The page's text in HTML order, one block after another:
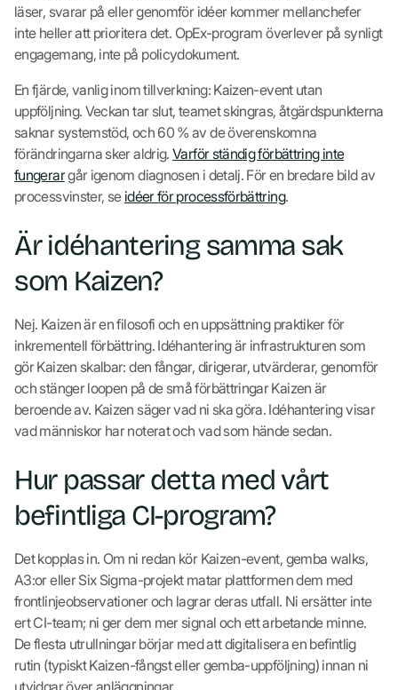
läser, svarar på eller genomför idéer kommer mellanchefer
inte heller att prioritera det. OpEx-program överlever på synligt
engagemang, inte på policydokument.
En fjärde, vanlig inom tillverkning: Kaizen-event utan
uppföljning. Veckan tar slut, teamet skingras, åtgärdspunkterna
saknar systemstöd, och 60 % av de överenskomna
förändringarna sker aldrig.Varför ständig förbättring inte
fungerargår igenom diagnosen i detalj. För en bredare bild av
processvinster, se idéer för processförbättring.
Är idéhantering samma sak
som Kaizen?
Nej. Kaizen är en filosofi och en uppsättning praktiker för
inkrementell förbättring. Idéhantering är infrastrukturen som
gör Kaizen skalbar: den fångar, dirigerar, utvärderar, genomför
och stänger loopen på de små förbättringar Kaizen är
beroende av. Kaizen säger vad ni ska göra. Idéhantering visar
vad människor har noterat och vad som hände sedan.
Hur passar detta med vårt
befintliga CI-program?
Det kopplas in. Om ni redan kör Kaizen-event, gemba walks,
A3:or eller Six Sigma-projekt matar plattformen dem med
frontlinjeobservationer och lagrar deras utfall. Ni ersätter inte
ert CI-team; ni ger dem mer signal och ett arbetande minne.
De flesta utrullningar börjar med att digitalisera en befintlig
rutin (typiskt Kaizen-fångst eller gemba-uppföljning) innan ni
utvidgar över anläggningar.